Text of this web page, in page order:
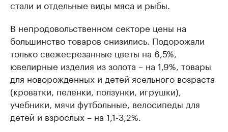
стали и отдельные виды мяса и рыбы.
В непродовольственном секторе цены на
большинство товаров снизились. Подорожали
только свежесрезанные цветы на 6,5%,
ювелирные изделия из золота – на 1,9%, товары
для новорожденных и детей ясельного возраста
(кроватки, пеленки, ползунки, игрушки),
учебники, мячи футбольные, велосипеды для
детей и взрослых – на 1,1-3,2%.